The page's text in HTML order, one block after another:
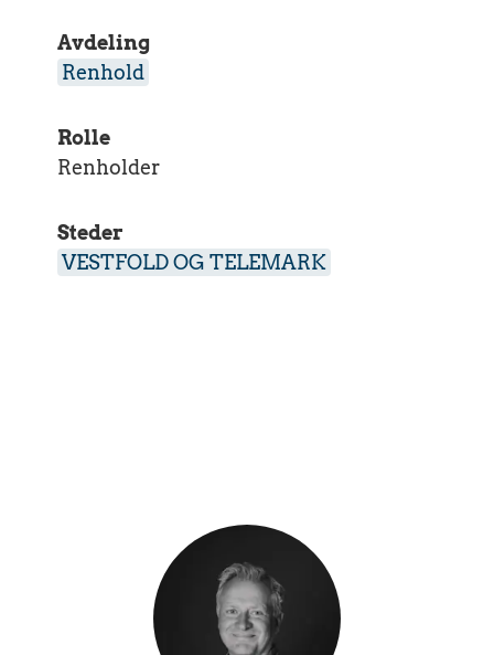
Avdeling
Renhold
Rolle
Renholder
Steder
VESTFOLD OG TELEMARK